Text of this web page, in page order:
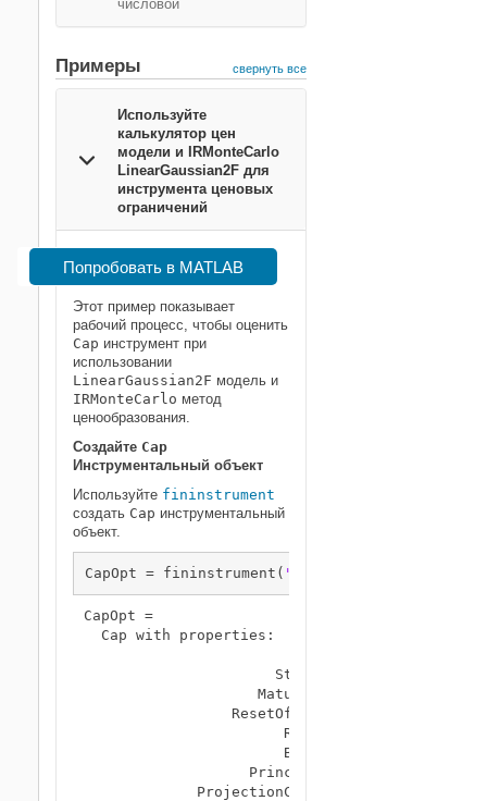
числовой
Примеры свернуть все
Используйте
калькулятор цен
модели и IRMonteCarlo
LinearGaussian2F для
инструмента ценовых
ограничений
Попробовать в MATLAB
Этот пример показывает
рабочий процесс, чтобы оценить
Cap инструмент при
использовании
LinearGaussian2F модель и
IRMonteCarlo метод
ценообразования.
Создайте Cap
Инструментальный объект
Используйте fininstrument
создать Cap инструментальный
объект.
CapOpt = fininstrument( "Cap"
CapOpt =
  Cap with properties:
                      Strike: 0.0100
                    Maturity: 15-Sep-2022
                 ResetOffset: 0
                       Reset: 2
                       Basis: 0
                   Principal: 100
             ProjectionCurve: [0x0 ratecurve]